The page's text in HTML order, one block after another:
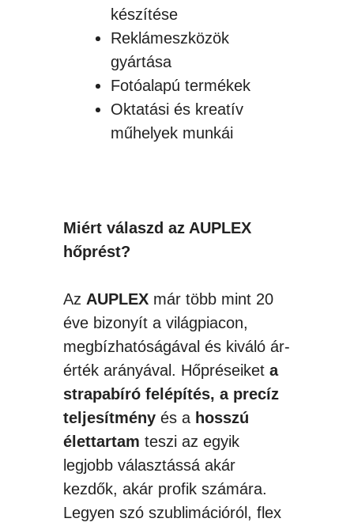
készítése
Reklámeszközök
gyártása
Fotóalapú termékek
Oktatási és kreatív
műhelyek munkái
Miért válaszd az AUPLEX
hőprést?
Az AUPLEX már több mint 20
éve bizonyít a világpiacon,
megbízhatóságával és kiváló ár-
érték arányával. Hőpréseiket a
strapabíró felépítés, a precíz
teljesítmény és a hosszú
élettartam teszi az egyik
legjobb választássá akár
kezdők, akár profik számára.
Legyen szó szublimációról, flex